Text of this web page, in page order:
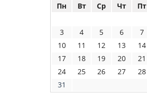
Пн Вт Ср Чт Пт
3
4 5 6 7
10
11 12 13 14
17
18 19 20 21
24
25 26 27 28
31